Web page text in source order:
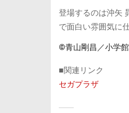
登場するのは沖矢
で面白い雰囲気に
©青山剛昌／小学
■関連リンク
セガプラザ